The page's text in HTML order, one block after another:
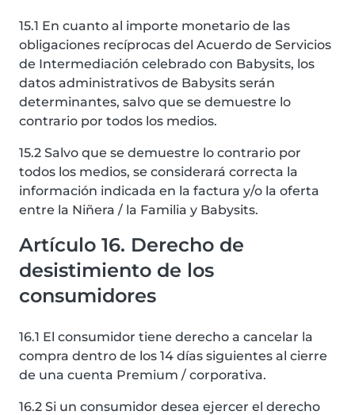
15.1 En cuanto al importe monetario de las
obligaciones recíprocas del Acuerdo de Servicios
de Intermediación celebrado con Babysits, los
datos administrativos de Babysits serán
determinantes, salvo que se demuestre lo
contrario por todos los medios.
15.2 Salvo que se demuestre lo contrario por
todos los medios, se considerará correcta la
información indicada en la factura y/o la oferta
entre la Niñera / la Familia y Babysits.
Artículo 16. Derecho de
desistimiento de los
consumidores
16.1 El consumidor tiene derecho a cancelar la
compra dentro de los 14 días siguientes al cierre
de una cuenta Premium / corporativa.
16.2 Si un consumidor desea ejercer el derecho